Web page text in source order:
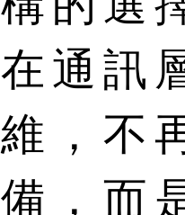
通訊
，不
，而